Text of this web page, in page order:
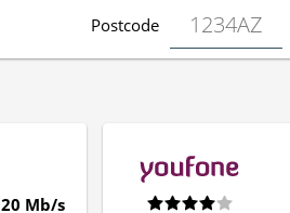
Postcode
20 Mb/s